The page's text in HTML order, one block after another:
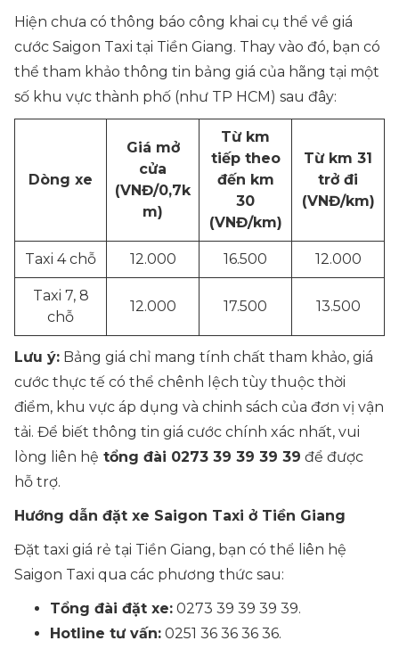
Hiện chưa có thông báo công khai cụ thể về giá
cước Saigon Taxi tại Tiền Giang. Thay vào đó, bạn có
thể tham khảo thông tin bảng giá của hãng tại một
số khu vực thành phố (như TP HCM) sau đây:
Dòng xe
Giá mở
cửa
(VNĐ/0,7k
m)
Từ km
tiếp theo
đến km
30
(VNĐ/km)
Từ km 31
trở đi
(VNĐ/km)
Taxi 4 chỗ 12.000 16.500 12.000
Taxi 7, 8
chỗ
12.000 17.500 13.500
Lưu ý: Bảng giá chỉ mang tính chất tham khảo, giá
cước thực tế có thể chênh lệch tùy thuộc thời
điểm, khu vực áp dụng và chinh sách của đơn vị vận
tải. Để biết thông tin giá cước chính xác nhất, vui
lòng liên hệ tổng đài 0273 39 39 39 39 để được
hỗ trợ.
Hướng dẫn đặt xe Saigon Taxi ở Tiền Giang
Đặt taxi giá rẻ tại Tiền Giang, bạn có thể liên hệ
Saigon Taxi qua các phương thức sau:
Tổng đài đặt xe: 0273 39 39 39 39.
Hotline tư vấn: 0251 36 36 36 36.